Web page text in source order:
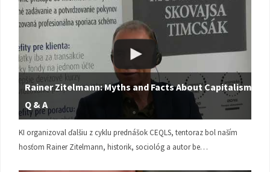
Rainer Zitelmann: Myths and Facts About Capitalism |
Q & A
KI organizoval ďalšiu z cyklu prednášok CEQLS, tentoraz bol naším
hosťom Rainer Zitelmann, historik, sociológ a autor be…